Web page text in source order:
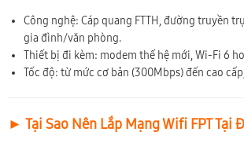
Công nghệ: Cáp quang FTTH, đường truyền
gia đình/văn phòng.
Thiết bị đi kèm: modem thế hệ mới, Wi-Fi 6
Tốc độ: từ mức cơ bản (300Mbps) đến cao
► Tại Sao Nên Lắp Mạng Wifi FPT Tại